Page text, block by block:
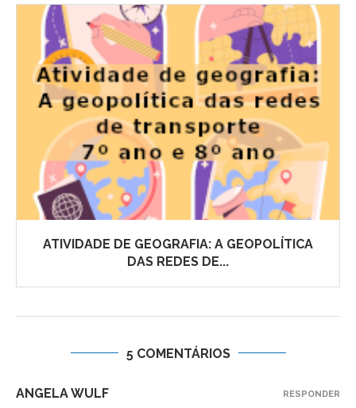
ATIVIDADE DE GEOGRAFIA: A GEOPOLÍTICA
DAS REDES DE...
5 COMENTÁRIOS
ANGELA WULF RESPONDER